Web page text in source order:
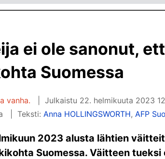
ei ole sanonut,
Suomessa
vanha. Julkaistu 22. helmikuuta 2023
Teksti:Anna HOLLINGSWORTH,AFP
2023 alusta lähtien
Suomessa. Väitteen